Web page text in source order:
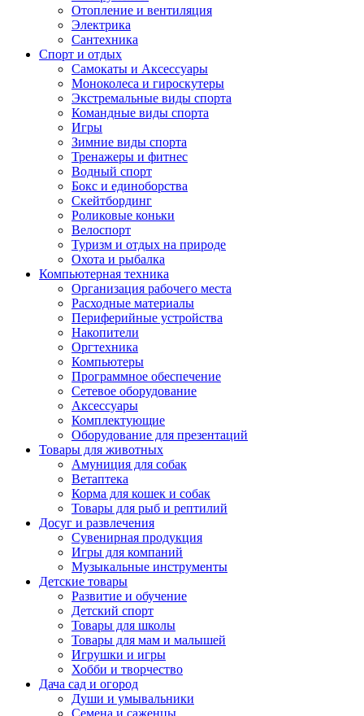
Отопление и вентиляция
Электрика
Сантехника
Спорт и отдых
Самокаты и Аксессуары
Моноколеса и гироскутеры
Экстремальные виды спорта
Командные виды спорта
Игры
Зимние виды спорта
Тренажеры и фитнес
Водный спорт
Бокс и единоборства
Скейтбординг
Роликовые коньки
Велоспорт
Туризм и отдых на природе
Охота и рыбалка
Компьютерная техника
Организация рабочего места
Расходные материалы
Периферийные устройства
Накопители
Оргтехника
Компьютеры
Программное обеспечение
Сетевое оборудование
Аксессуары
Комплектующие
Оборудование для презентаций
Товары для животных
Амуниция для собак
Ветаптека
Корма для кошек и собак
Товары для рыб и рептилий
Досуг и развлечения
Сувенирная продукция
Игры для компаний
Музыкальные инструменты
Детские товары
Развитие и обучение
Детский спорт
Товары для школы
Товары для мам и малышей
Игрушки и игры
Хобби и творчество
Дача сад и огород
Души и умывальники
Семена и саженцы